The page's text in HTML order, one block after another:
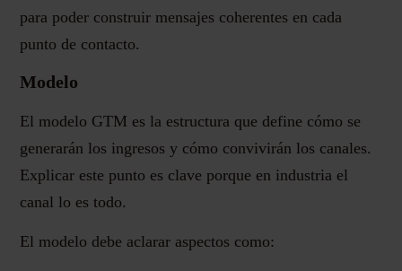
para poder construir mensajes coherentes en cada
punto de contacto.
Modelo
El modelo GTM es la estructura que define cómo se
generarán los ingresos y cómo convivirán los canales.
Explicar este punto es clave porque en industria el
canal lo es todo.
El modelo debe aclarar aspectos como: